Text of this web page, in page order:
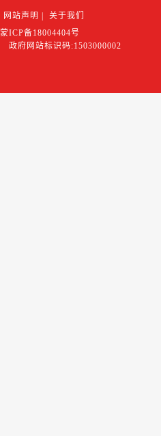
网站声明
关于我们
蒙ICP备18004404号
政府网站标识码:1503000002